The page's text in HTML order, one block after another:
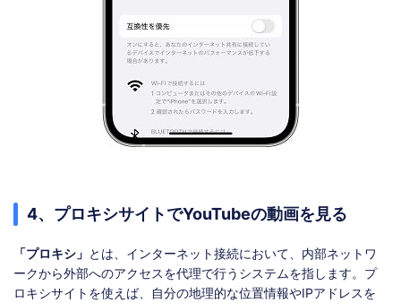
4、プロキシサイトでYouTubeの動画を見る
「プロキシ」 とは、インターネット接続において、内部ネットワ
ークから外部へのアクセスを代理で行うシステムを指します。プ
ロキシサイトを使えば、自分の地理的な位置情報やIPアドレスを